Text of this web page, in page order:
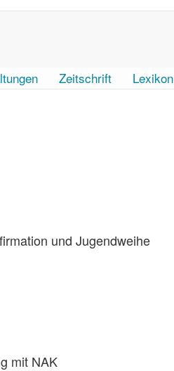
Zeitschrift Lexikon
und Jugendweihe
mit NAK